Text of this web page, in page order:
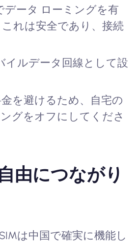
データ ローミングを有
れは安全であり、接続
イルデータ回線として設
を避けるため、自宅の
グをオフにしてくださ
由につながり
は中国で確実に機能し